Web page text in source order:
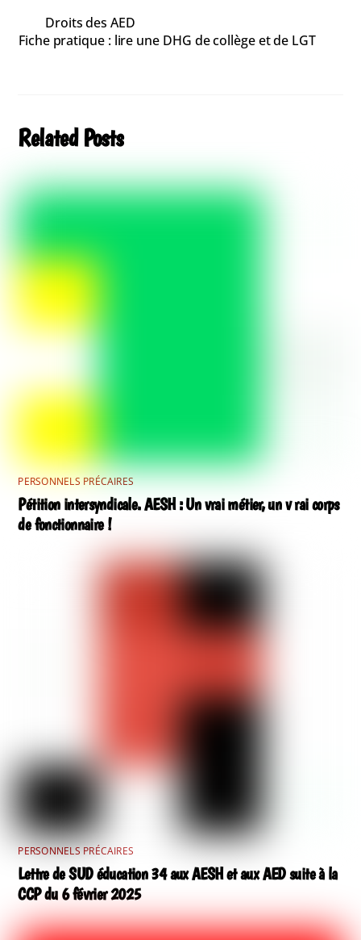
Droits des AED
Fiche pratique : lire une DHG de collège et de LGT
Related Posts
PERSONNELS PRÉCAIRES
Pétition intersyndicale. AESH : Un vrai métier, un v rai corps
de fonctionnaire !
PERSONNELS PRÉCAIRES
Lettre de SUD éducation 34 aux AESH et aux AED suite à la
CCP du 6 février 2025